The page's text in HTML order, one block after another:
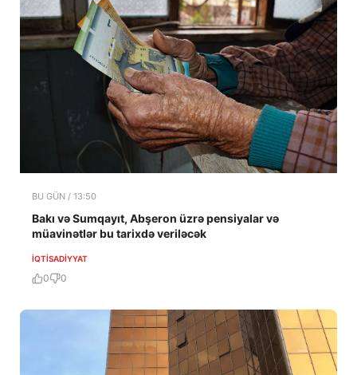
BU GÜN / 13:50
Bakı və Sumqayıt, Abşeron üzrə pensiyalar və
müavinətlər bu tarixdə veriləcək
İQTISADIYYAT
0 0